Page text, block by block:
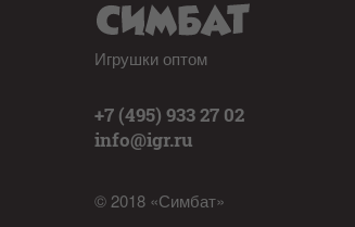
Игрушки оптом
+7 (495) 933 27 02
info@igr.ru
© 2018 «Симбат»